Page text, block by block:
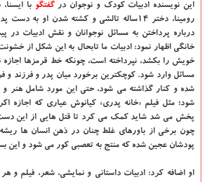
این نویسنده ادبیات کودک و نوجوان درگفتگو با
رومینا، دختر ۱۴ساله تالشی و کشته شدن او به
درباره پرداختن به مسائل نوجوانان و نقش ادبیات
خانگی اظهار نمود: ادبیات ما تابحال به این شکل از
خویش را بکشد، نپرداخته است، چونکه خط قرمزها اجازه
مسائل وارد شود. کوچکترین برخورد میان پدر و فرزند و
شده و کنار گذاشته می شود، حتی این مورد شامل هنر و
شود؛ مثل فیلم «خانه پدری» کیانوش عیاری که اجازه
پخش می شد شاید کمک می کرد تا قتل هایی از این دست
چون برخی از باورهای غلط چنان در ذهن انسان ها ریشه
پودشان عجین شده که منتج به تعصبی کور می شود و این
او اضافه کرد: ادبیات داستانی و نمایشی، شعر، فیلم و